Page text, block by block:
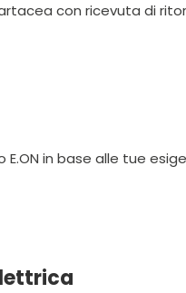
con ricevuta di
in base alle tue